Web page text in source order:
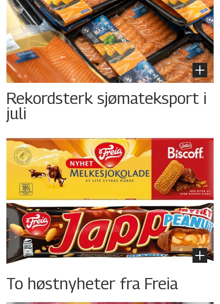
Rekordsterk sjømateksport i
juli
To høstnyheter fra Freia